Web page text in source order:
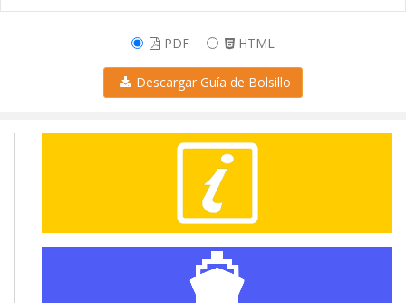
PDF HTML
Descargar Guía de Bolsillo